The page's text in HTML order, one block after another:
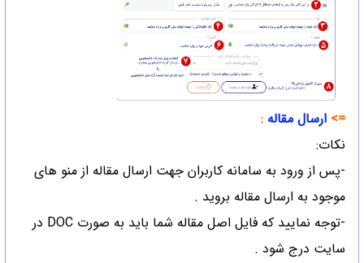
=> ارسال مقاله :
نکات:
-پس از ورود به سامانه کاربران جهت ارسال مقاله از منو های
موجود به ارسال مقاله بروید .
-توجه نمایید که فایل اصل مقاله شما باید به صورت DOC در
سایت درج شود .